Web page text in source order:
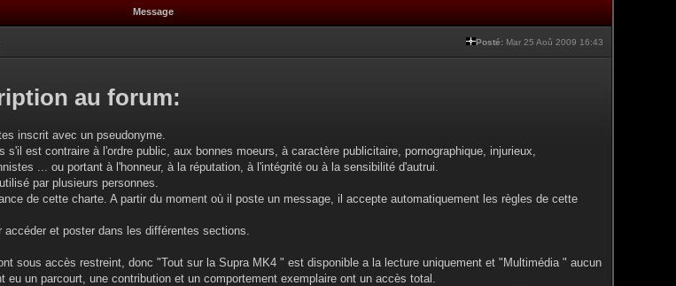
Message
Posté: Mar 25 Aoû 2009 16:43
au forum:
inscrit avec un pseudonyme.
est contraire à l'ordre public, aux bonnes moeurs, à caractère publicitaire, pornographique, injurieux,
... ou portant à l'honneur, à la réputation, à l'intégrité ou à la sensibilité d'autrui.
par plusieurs personnes.
de cette charte. A partir du moment où il poste un message, il accepte automatiquement les règles de cette
et poster dans les différentes sections.
sous accès restreint, donc "Tout sur la Supra MK4 " est disponible a la lecture uniquement et "Multimédia " aucun
un parcourt, une contribution et un comportement exemplaire ont un accès total.